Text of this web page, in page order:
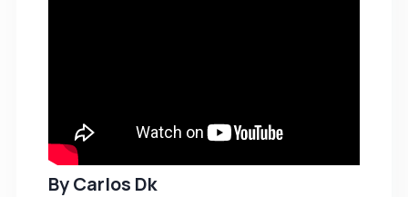
ByCarlos Dk